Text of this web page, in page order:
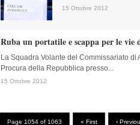
15 Ottobre 2012
Ruba un portatile e scappa per le vie
La Squadra Volante del Commissariato
Procura della Repubblica presso...
15 Ottobre 2012
Page 1054 of 1063 « First ‹